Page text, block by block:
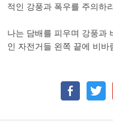
적인 강풍과 폭우를 주의하
나는 담배를 피우며 강풍과
인 자전거들 왼쪽 끝에 비